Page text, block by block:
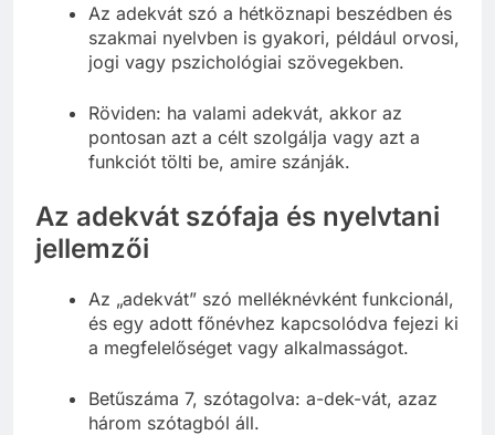
Az adekvát szó a hétköznapi beszédben és
szakmai nyelvben is gyakori, például orvosi,
jogi vagy pszichológiai szövegekben.
Röviden: ha valami adekvát, akkor az
pontosan azt a célt szolgálja vagy azt a
funkciót tölti be, amire szánják.
Az adekvát szófaja és nyelvtani
jellemzői
Az „adekvát” szó melléknévként funkcionál,
és egy adott főnévhez kapcsolódva fejezi ki
a megfelelőséget vagy alkalmasságot.
Betűszáma 7, szótagolva: a-dek-vát, azaz
három szótagból áll.